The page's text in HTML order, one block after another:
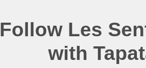
Follow Les
with